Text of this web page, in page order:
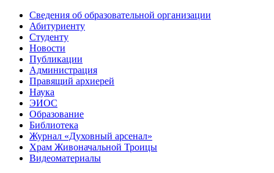
Сведения об образовательной организации
Абитуриенту
Студенту
Новости
Публикации
Администрация
Правящий архиерей
Наука
ЭИОС
Образование
Библиотека
Журнал «Духовный арсенал»
Храм Живоначальной Троицы
Видеоматериалы